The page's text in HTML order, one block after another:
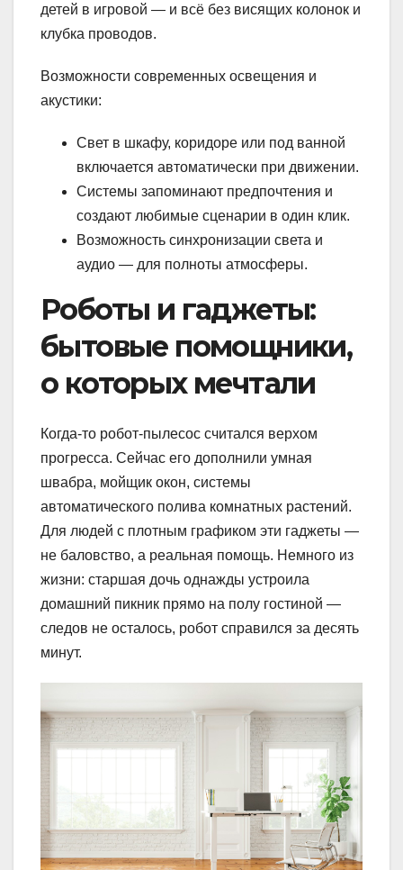
детей в игровой — и всё без висящих колонок и
клубка проводов.
Возможности современных освещения и
акустики:
Свет в шкафу, коридоре или под ванной
включается автоматически при движении.
Системы запоминают предпочтения и
создают любимые сценарии в один клик.
Возможность синхронизации света и
аудио — для полноты атмосферы.
Роботы и гаджеты:
бытовые помощники,
о которых мечтали
Когда-то робот-пылесос считался верхом
прогресса. Сейчас его дополнили умная
швабра, мойщик окон, системы
автоматического полива комнатных растений.
Для людей с плотным графиком эти гаджеты —
не баловство, а реальная помощь. Немного из
жизни: старшая дочь однажды устроила
домашний пикник прямо на полу гостиной —
следов не осталось, робот справился за десять
минут.